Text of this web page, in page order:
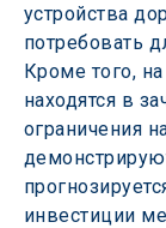
устройства
потребовать
Кроме того,
находятся в
ограничения
инвестиции